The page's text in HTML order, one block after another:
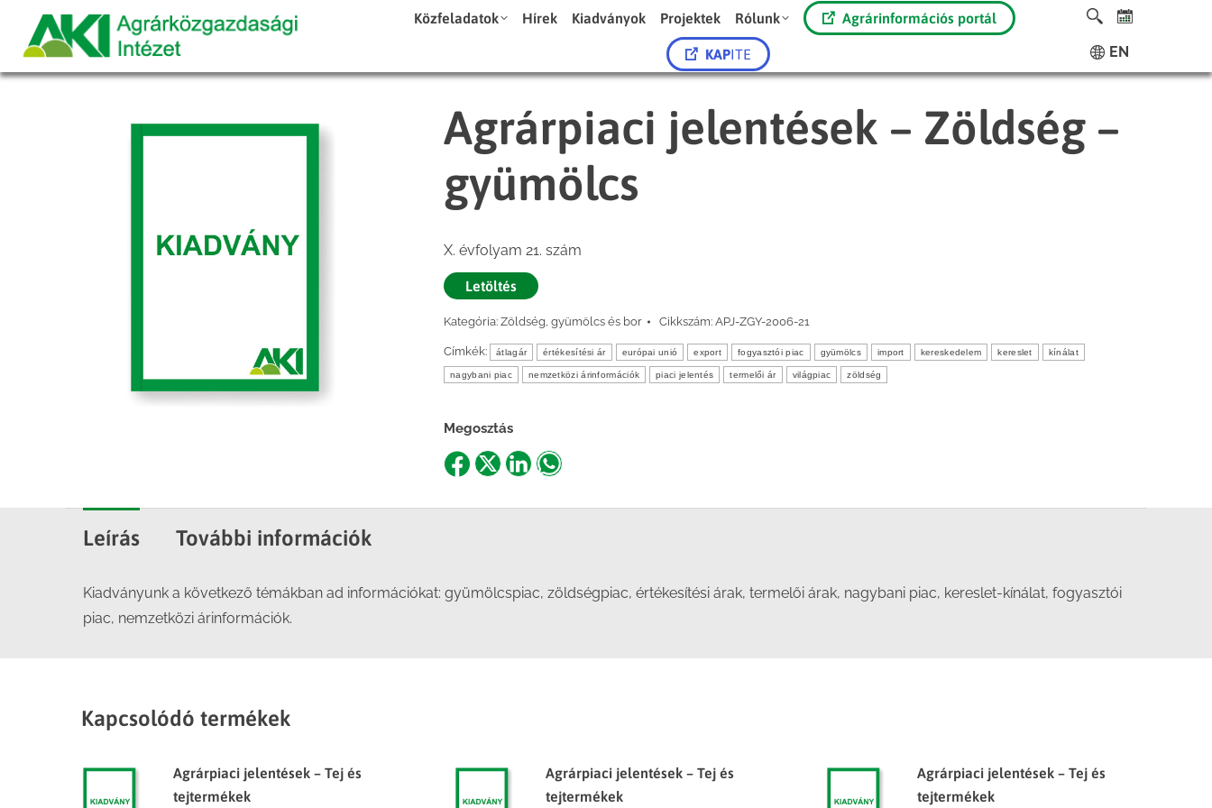
Közfeladatok Hírek Kiadványok Projektek Rólunk Agrárinformációs portál
KAPITE EN
Agrárpiaci jelentések – Zöldség –
gyümölcs
X. évfolyam 21. szám
Letöltés
Kategória: Zöldség, gyümölcs és bor Cikkszám: APJ-ZGY-2006-21
Címkék: átlagár értékesítési ár európai unió export fogyasztói piac gyümölcs import kereskedelem kereslet kínálat
nagybani piac nemzetközi árinformációk piaci jelentés termelői ár világpiac zöldség
Megosztás
ShareShareShareShare
Leírás További információk
Kiadványunk a következő témákban ad információkat: gyümölcspiac, zöldségpiac, értékesítési árak, termelői árak, nagybani piac, kereslet-kínálat, fogyasztói
piac, nemzetközi árinformációk.
Kapcsolódó termékek
Agrárpiaci jelentések – Tej és
tejtermékek
Agrárpiaci jelentések – Tej és
tejtermékek
Agrárpiaci jelentések – Tej és
tejtermékek